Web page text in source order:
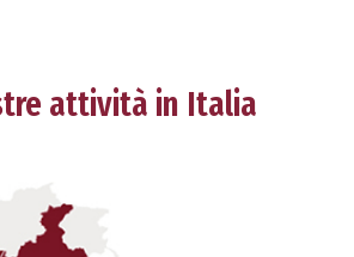
attività in Italia